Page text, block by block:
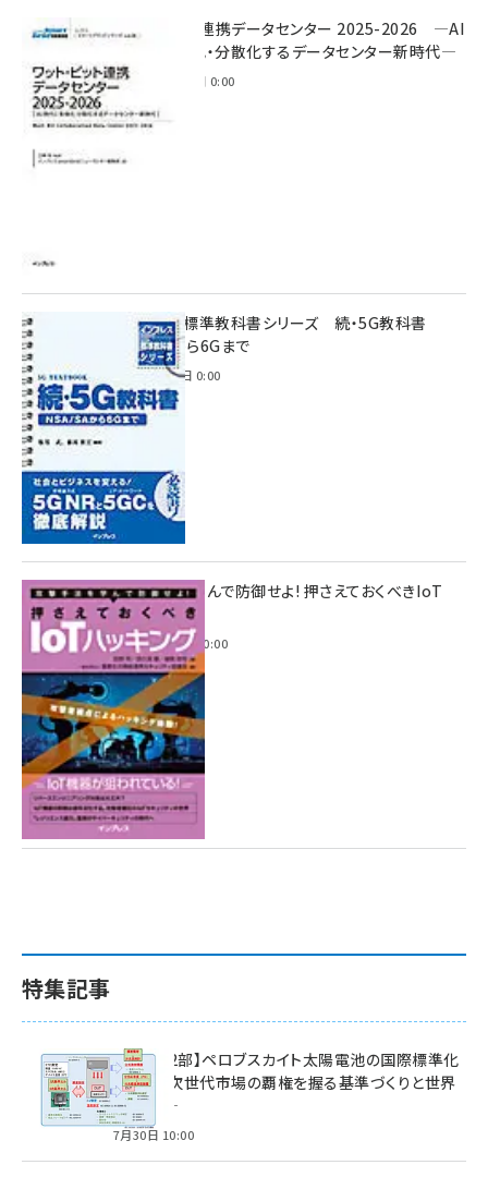
ワット・ビット連携データセンター 2025-2026 ―AI
時代に多様化・分散化するデータセンター新時代―
2025年11月28日 0:00
インプレス標準教科書シリーズ 続・5G教科書
NSA/SAから6Gまで
2023年4月3日 0:00
攻撃手法を学んで防御せよ! 押さえておくべきIoT
ハッキング
2022年6月14日 0:00
特集記事
特集【第2部】ペロブスカイト太陽電池の国際標準化
戦略 ― 次世代市場の覇権を握る基準づくりと世界
の動向 ―
7月30日 10:00